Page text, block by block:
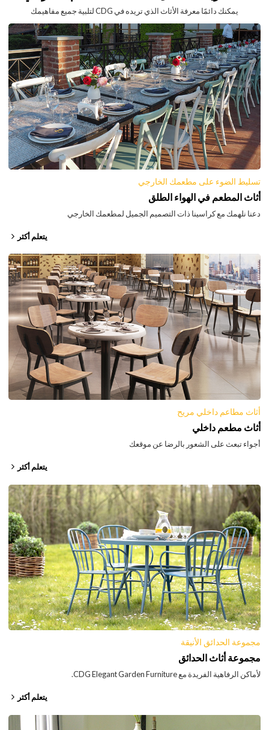
يمكنك دائمًا معرفة الأثاث الذي تريده في CDG لتلبية جميع مفاهيمك
تسليط الضوء على مطعمك الخارجي
أثاث المطعم في الهواء الطلق
دعنا نلهمك مع كراسينا ذات التصميم الجميل لمطعمك الخارجي
يتعلم أكثر
أثاث مطاعم داخلي مريح
أثاث مطعم داخلي
أجواء تبعث على الشعور بالرضا عن موقعك
يتعلم أكثر
مجموعة الحدائق الأنيقة
مجموعة أثاث الحدائق
لأماكن الرفاهية الفريدة مع CDG Elegant Garden Furniture.
يتعلم أكثر